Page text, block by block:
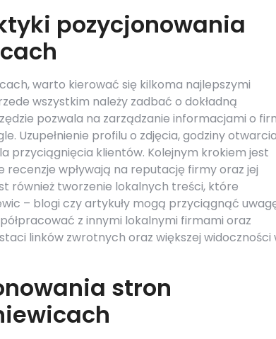
pozycjonowania
warto kierować się kilkoma najlepszymi
wszystkim należy zadbać o dokładną
pozwala na zarządzanie informacjami o
Uzupełnienie profilu o zdjęcia, godziny otwarcia
przyciągnięcia klientów. Kolejnym krokiem jest
wpływają na reputację firmy oraz jej
również tworzenie lokalnych treści, które
– blogi czy artykuły mogą przyciągnąć
z innymi lokalnymi firmami oraz
linków zwrotnych oraz większej widoczności
stron